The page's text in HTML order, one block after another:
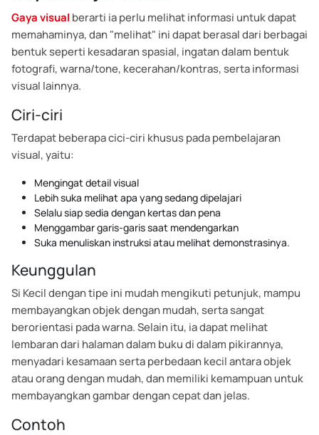
Gaya visual berarti ia perlu melihat informasi untuk dapat
memahaminya, dan "melihat" ini dapat berasal dari berbagai
bentuk seperti kesadaran spasial, ingatan dalam bentuk
fotografi, warna/tone, kecerahan/kontras, serta informasi
visual lainnya.
Ciri-ciri
Terdapat beberapa cici-ciri khusus pada pembelajaran
visual, yaitu:
Mengingat detail visual
Lebih suka melihat apa yang sedang dipelajari
Selalu siap sedia dengan kertas dan pena
Menggambar garis-garis saat mendengarkan
Suka menuliskan instruksi atau melihat demonstrasinya.
Keunggulan
Si Kecil dengan tipe ini mudah mengikuti petunjuk, mampu
membayangkan objek dengan mudah, serta sangat
berorientasi pada warna. Selain itu, ia dapat melihat
lembaran dari halaman dalam buku di dalam pikirannya,
menyadari kesamaan serta perbedaan kecil antara objek
atau orang dengan mudah, dan memiliki kemampuan untuk
membayangkan gambar dengan cepat dan jelas.
Contoh